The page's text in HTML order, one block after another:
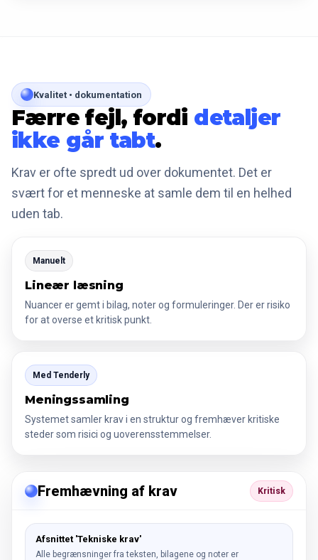
Kvalitet • dokumentation
Færre fejl, fordi detaljer
ikke går tabt.
Krav er ofte spredt ud over dokumentet. Det er
svært for et menneske at samle dem til en helhed
uden tab.
Manuelt
Lineær læsning
Nuancer er gemt i bilag, noter og formuleringer. Der er risiko
for at overse et kritisk punkt.
Med Tenderly
Meningssamling
Systemet samler krav i en struktur og fremhæver kritiske
steder som risici og uoverensstemmelser.
Fremhævning af krav Kritisk
Afsnittet 'Tekniske krav'
Alle begrænsninger fra teksten, bilagene og noter er